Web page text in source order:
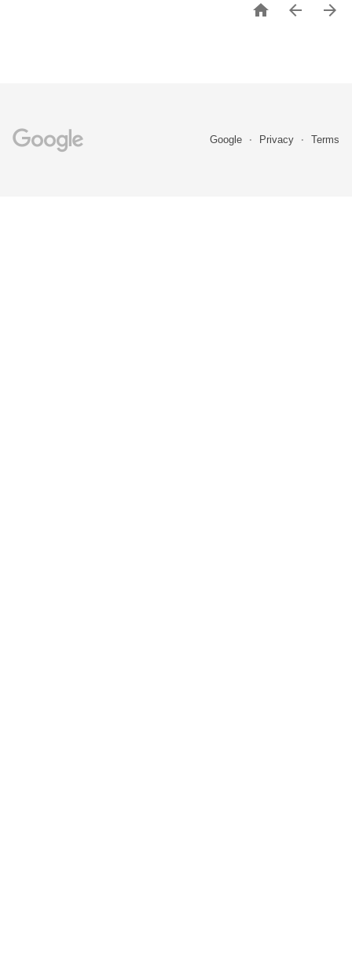
  
Google Privacy Terms